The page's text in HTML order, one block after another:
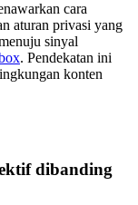
cara
aturan privasi yang
sinyal
. Pendekatan ini
konten
dibanding